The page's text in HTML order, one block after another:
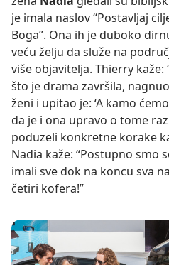
je imala naslov “Postavljaj
Boga”. Ona ih je duboko
veću želju da služe na
više objavitelja. Thierry
što je drama završila,
ženi i upitao je: ‘A kamo
da je i ona upravo o tome
poduzeli konkretne korake
Nadia kaže: “Postupno smo
imali sve dok na koncu sva
četiri kofera!”